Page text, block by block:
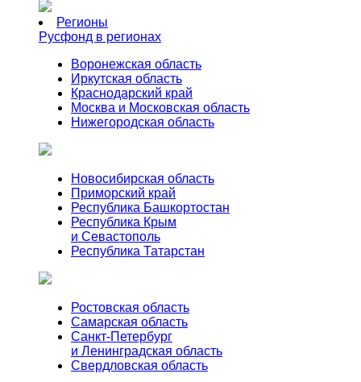
Регионы
Русфонд в регионах
Воронежская область
Иркутская область
Краснодарский край
Москва и Московская область
Нижегородская область
Новосибирская область
Приморский край
Республика Башкортостан
Республика Крым
и Севастополь
Республика Татарстан
Ростовская область
Самарская область
Санкт-Петербург
и Ленинградская область
Свердловская область